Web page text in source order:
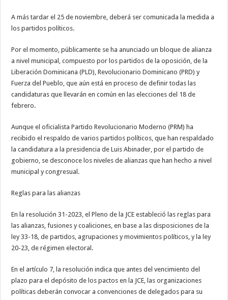
A más tardar el 25 de noviembre, deberá ser comunicada la medida a
los partidos políticos.
Por el momento, públicamente se ha anunciado un bloque de alianza
a nivel municipal, compuesto por los partidos de la oposición, de la
Liberación Dominicana (PLD), Revolucionario Dominicano (PRD) y
Fuerza del Pueblo, que aún está en proceso de definir todas las
candidaturas que llevarán en común en las elecciones del 18 de
febrero.
Aunque el oficialista Partido Revolucionario Moderno (PRM) ha
recibido el respaldo de varios partidos políticos, que han respaldado
la candidatura a la presidencia de Luis Abinader, por el partido de
gobierno, se desconoce los niveles de alianzas que han hecho a nivel
municipal y congresual.
Reglas para las alianzas
En la resolución 31-2023, el Pleno de la JCE estableció las reglas para
las alianzas, fusiones y coaliciones, en base a las disposiciones de la
ley 33-18, de partidos, agrupaciones y movimientos políticos, y la ley
20-23, de régimen electoral.
En el artículo 7, la resolución indica que antes del vencimiento del
plazo para el depósito de los pactos en la JCE, las organizaciones
políticas deberán convocar a convenciones de delegados para su